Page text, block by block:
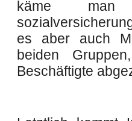
käme
es aber auch
beiden
Beschäftigte